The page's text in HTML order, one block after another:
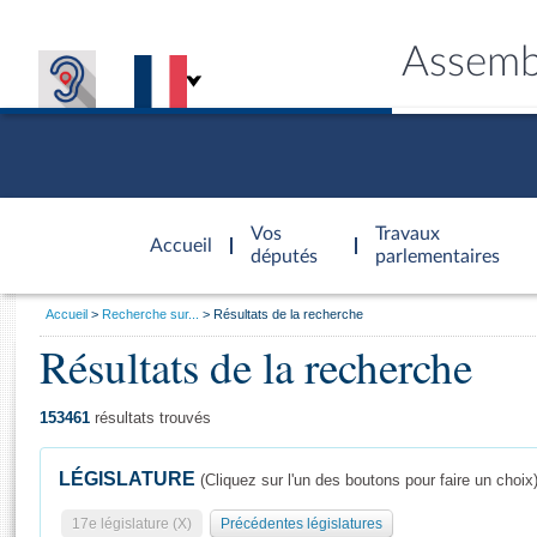
Accueil
d'accueil
Vos
députés
Travaux
parlementaires
Général
Vous
Accueil Recherche sur... Résultats de la recherche
Résultats de la recherche
153461 résultats trouvés
LÉGISLATURE (Cliquez sur l'un des boutons pour faire un choix)
17e législature (X) Précédentes législatures